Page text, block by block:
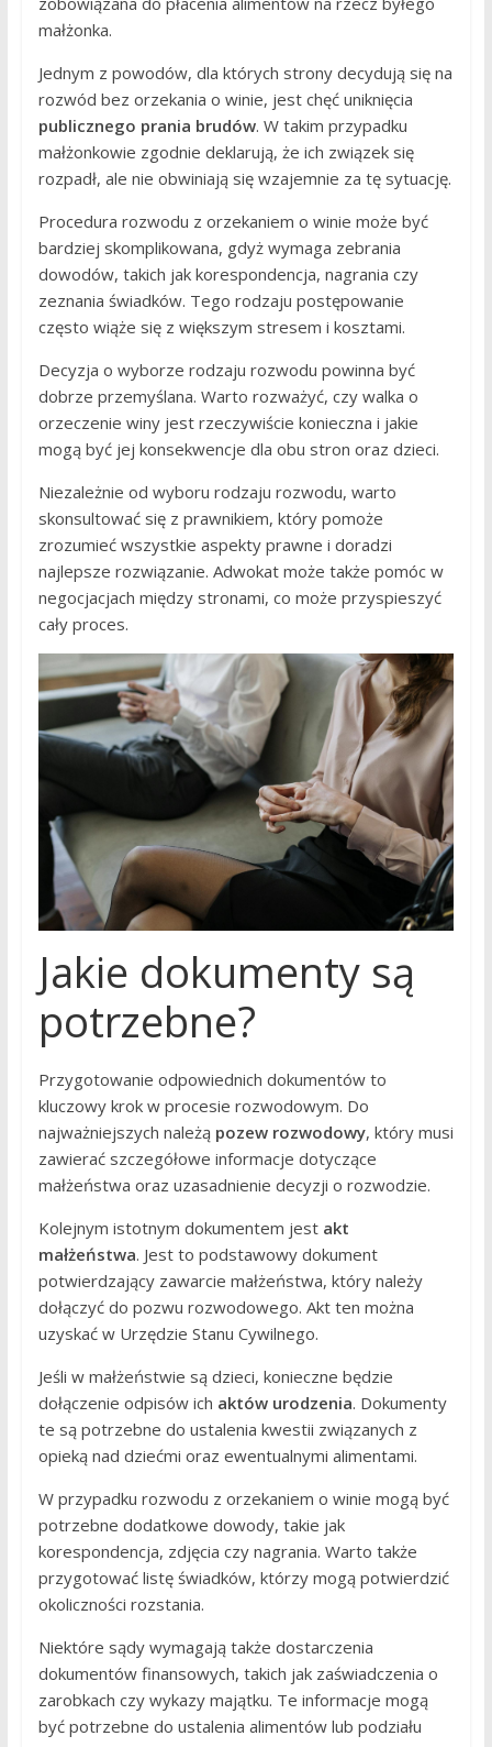
małżonka.
Jednym z powodów, dla których strony decydują się na
rozwód bez orzekania o winie, jest chęć uniknięcia
publicznego prania brudów. W takim przypadku
małżonkowie zgodnie deklarują, że ich związek się
rozpadł, ale nie obwiniają się wzajemnie za tę sytuację.
Procedura rozwodu z orzekaniem o winie może być
bardziej skomplikowana, gdyż wymaga zebrania
dowodów, takich jak korespondencja, nagrania czy
zeznania świadków. Tego rodzaju postępowanie
często wiąże się z większym stresem i kosztami.
Decyzja o wyborze rodzaju rozwodu powinna być
dobrze przemyślana. Warto rozważyć, czy walka o
orzeczenie winy jest rzeczywiście konieczna i jakie
mogą być jej konsekwencje dla obu stron oraz dzieci.
Niezależnie od wyboru rodzaju rozwodu, warto
skonsultować się z prawnikiem, który pomoże
zrozumieć wszystkie aspekty prawne i doradzi
najlepsze rozwiązanie. Adwokat może także pomóc w
negocjacjach między stronami, co może przyspieszyć
cały proces.
Jakie dokumenty są
potrzebne?
Przygotowanie odpowiednich dokumentów to
kluczowy krok w procesie rozwodowym. Do
najważniejszych należą pozew rozwodowy, który musi
zawierać szczegółowe informacje dotyczące
małżeństwa oraz uzasadnienie decyzji o rozwodzie.
Kolejnym istotnym dokumentem jest akt
małżeństwa. Jest to podstawowy dokument
potwierdzający zawarcie małżeństwa, który należy
dołączyć do pozwu rozwodowego. Akt ten można
uzyskać w Urzędzie Stanu Cywilnego.
Jeśli w małżeństwie są dzieci, konieczne będzie
dołączenie odpisów ich aktów urodzenia. Dokumenty
te są potrzebne do ustalenia kwestii związanych z
opieką nad dziećmi oraz ewentualnymi alimentami.
W przypadku rozwodu z orzekaniem o winie mogą być
potrzebne dodatkowe dowody, takie jak
korespondencja, zdjęcia czy nagrania. Warto także
przygotować listę świadków, którzy mogą potwierdzić
okoliczności rozstania.
Niektóre sądy wymagają także dostarczenia
dokumentów finansowych, takich jak zaświadczenia o
zarobkach czy wykazy majątku. Te informacje mogą
być potrzebne do ustalenia alimentów lub podziału